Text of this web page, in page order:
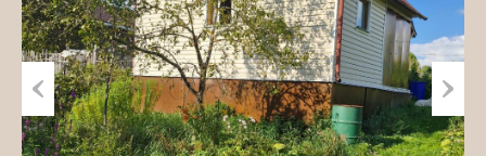
Previous Next